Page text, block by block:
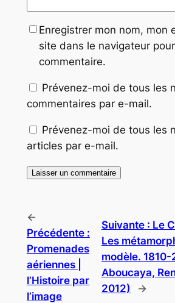
Enregistrer mon nom, mon
site dans le navigateur
commentaire.
Prévenez-moi de tous les
commentaires par e-mail.
Prévenez-moi de tous les
articles par e-mail.
←
Précédente :
Promenades
aériennes |
l’Histoire par
l’image
Suivante : Le
Les
modèle.
Aboucaya,
2012)
→